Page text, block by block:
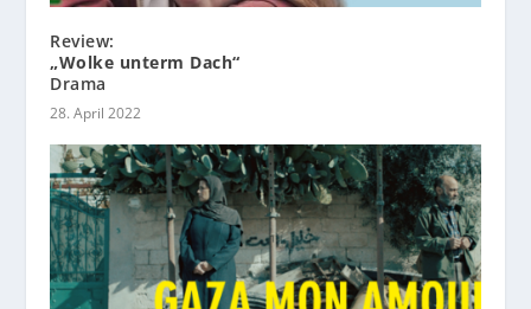
Review:
„Wolke unterm Dach“
Drama
28. April 2022